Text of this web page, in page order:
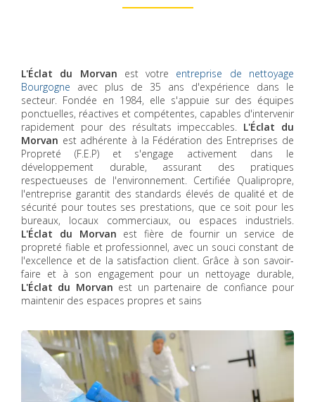
L'Éclat du Morvan est votre entreprise de nettoyage
Bourgogne avec plus de 35 ans d'expérience dans le
secteur. Fondée en 1984, elle s'appuie sur des équipes
ponctuelles, réactives et compétentes, capables d'intervenir
rapidement pour des résultats impeccables. L'Éclat du
Morvan est adhérente à la Fédération des Entreprises de
Propreté (F.E.P) et s'engage activement dans le
développement durable, assurant des pratiques
respectueuses de l'environnement. Certifiée Qualipropre,
l'entreprise garantit des standards élevés de qualité et de
sécurité pour toutes ses prestations, que ce soit pour les
bureaux, locaux commerciaux, ou espaces industriels.
L'Éclat du Morvan est fière de fournir un service de
propreté fiable et professionnel, avec un souci constant de
l'excellence et de la satisfaction client. Grâce à son savoir-
faire et à son engagement pour un nettoyage durable,
L'Éclat du Morvan est un partenaire de confiance pour
maintenir des espaces propres et sains